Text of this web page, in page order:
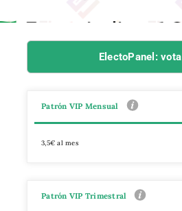
ElectoPanel: vota
Patrón VIP Mensual
3,5€ al mes
Patrón VIP Trimestral